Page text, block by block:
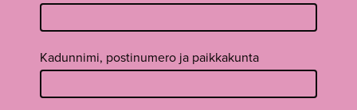
Kadunnimi, postinumero ja paikkakunta